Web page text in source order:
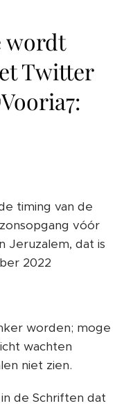
wordt
Twitter
timing van de
vóór
Jeruzalem, dat is
2022
worden; moge
wachten
niet zien.
de Schriften dat